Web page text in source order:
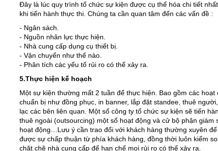
Đây là lúc quy trình tổ chức sự kiện được cụ thể hóa chi tiết
khi tiến hành thực thi. Chúng ta cần quan tâm đến các vấn đề :
- Ngân sách.
- Nguồn nhân lực thực hiện.
- Nhà cung cấp dụng cụ thiết bị.
- Vận chuyển như thế nào.
- Phân tích các yếu tố rủi ro có thể xảy ra.
5.Thực hiện kế hoạch
Một sự kiện thường mất 2 tuần để thực hiện. Bao gồm các hoạt
chuẩn bị như đồng phục, in banner, lắp đặt standee, thuê
lạc các bên liên quan. Một số công ty tổ chức sự kiện sẽ tiến
thuê ngoài (outsourcing) một số hoạt động và cử bộ phận giám
hoạt động…Lưu ý cần trao đổi với khách hàng thường xuyên
được sự chấp thuận từ phía khách hàng, đồng thời luôn kiểm
chặt chẽ nhà cung cấp để hạn chế mọi rủi ro có thể xảy ra.